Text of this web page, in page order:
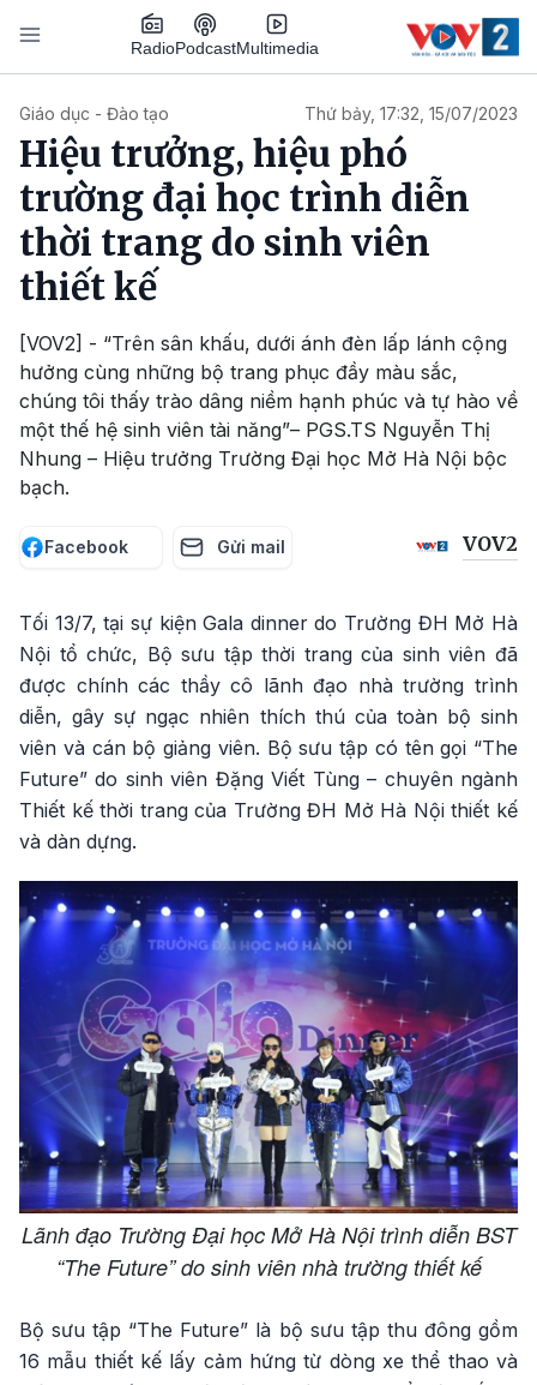
Nhảy đến nội dung
RadioPodcastMultimedia
Giáo dục - Đào tạo Thứ bảy, 17:32, 15/07/2023
Hiệu trưởng, hiệu phó
trường đại học trình diễn
thời trang do sinh viên
thiết kế
[VOV2] - “Trên sân khấu, dưới ánh đèn lấp lánh cộng
hưởng cùng những bộ trang phục đầy màu sắc,
chúng tôi thấy trào dâng niềm hạnh phúc và tự hào về
một thế hệ sinh viên tài năng”– PGS.TS Nguyễn Thị
Nhung – Hiệu trưởng Trường Đại học Mở Hà Nội bộc
bạch.
Facebook Gửi mail VOV2
Tối 13/7, tại sự kiện Gala dinner do Trường ĐH Mở Hà
Nội tổ chức, Bộ sưu tập thời trang của sinh viên đã
được chính các thầy cô lãnh đạo nhà trường trình
diễn, gây sự ngạc nhiên thích thú của toàn bộ sinh
viên và cán bộ giảng viên. Bộ sưu tập có tên gọi “The
Future” do sinh viên Đặng Viết Tùng – chuyên ngành
Thiết kế thời trang của Trường ĐH Mở Hà Nội thiết kế
và dàn dựng.
Lãnh đạo Trường Đại học Mở Hà Nội trình diễn BST
“The Future” do sinh viên nhà trường thiết kế
Bộ sưu tập “The Future” là bộ sưu tập thu đông gồm
16 mẫu thiết kế lấy cảm hứng từ dòng xe thể thao và